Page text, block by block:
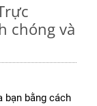
chóng và
bạn bằng cách